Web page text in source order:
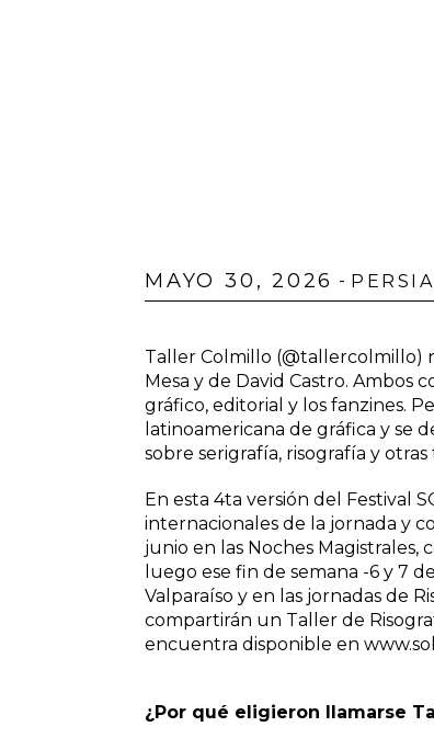
MAYO 30, 2026 -
Taller Colmillo (@tallercolmillo)
Mesa y de David Castro. Ambos
gráfico, editorial y los fanzines.
latinoamericana de gráfica y se
sobre serigrafía, risografía y
En esta 4ta versión del Festival
internacionales de la jornada y
junio en las Noches Magistrales,
luego ese fin de semana -6 y 7
Valparaíso y en las jornadas de
compartirán un Taller de
encuentra disponible en
¿Por qué eligieron llamarse